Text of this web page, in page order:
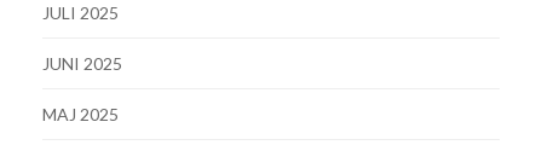
JULI 2025
JUNI 2025
MAJ 2025